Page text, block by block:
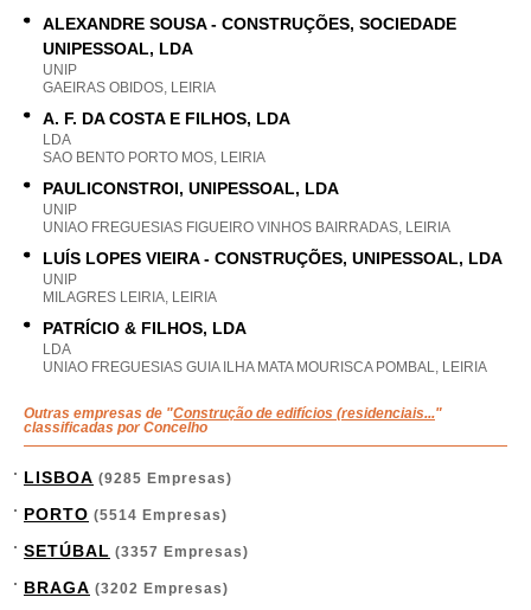
ALEXANDRE SOUSA - CONSTRUÇÕES, SOCIEDADE
UNIPESSOAL, LDA
UNIP
GAEIRAS OBIDOS, LEIRIA
A. F. DA COSTA E FILHOS, LDA
LDA
SAO BENTO PORTO MOS, LEIRIA
PAULICONSTROI, UNIPESSOAL, LDA
UNIP
UNIAO FREGUESIAS FIGUEIRO VINHOS BAIRRADAS, LEIRIA
LUÍS LOPES VIEIRA - CONSTRUÇÕES, UNIPESSOAL, LDA
UNIP
MILAGRES LEIRIA, LEIRIA
PATRÍCIO & FILHOS, LDA
LDA
UNIAO FREGUESIAS GUIA ILHA MATA MOURISCA POMBAL, LEIRIA
Outras empresas de "Construção de edifícios (residenciais..."
classificadas por Concelho
LISBOA (9285 Empresas)
PORTO (5514 Empresas)
SETÚBAL (3357 Empresas)
BRAGA (3202 Empresas)